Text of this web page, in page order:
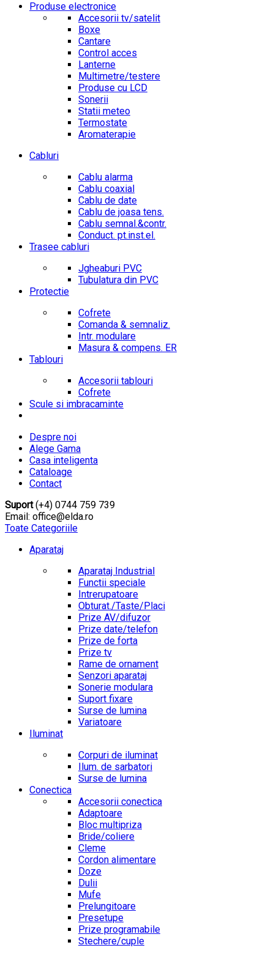
Produse electronice
Accesorii tv/satelit
Boxe
Cantare
Control acces
Lanterne
Multimetre/testere
Produse cu LCD
Sonerii
Statii meteo
Termostate
Aromaterapie
Cabluri
Cablu alarma
Cablu coaxial
Cablu de date
Cablu de joasa tens.
Cablu semnal.&contr.
Conduct. pt.inst.el.
Trasee cabluri
Jgheaburi PVC
Tubulatura din PVC
Protectie
Cofrete
Comanda & semnaliz.
Intr. modulare
Masura & compens. ER
Tablouri
Accesorii tablouri
Cofrete
Scule si imbracaminte
Despre noi
Alege Gama
Casa inteligenta
Cataloage
Contact
Suport(+4) 0744 759 739
Email: office@elda.ro
Toate Categoriile
Aparataj
Aparataj Industrial
Functii speciale
Intrerupatoare
Obturat./Taste/Placi
Prize AV/difuzor
Prize date/telefon
Prize de forta
Prize tv
Rame de ornament
Senzori aparataj
Sonerie modulara
Suport fixare
Surse de lumina
Variatoare
Iluminat
Corpuri de iluminat
Ilum. de sarbatori
Surse de lumina
Conectica
Accesorii conectica
Adaptoare
Bloc multipriza
Bride/coliere
Cleme
Cordon alimentare
Doze
Dulii
Mufe
Prelungitoare
Presetupe
Prize programabile
Stechere/cuple